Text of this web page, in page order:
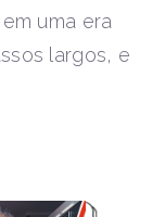
uma era
largos, e